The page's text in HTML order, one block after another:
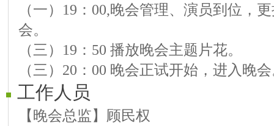
3、亮歌《故乡有话告诉你》
4、亮歌《桃花依旧笑春风》
5、王子《红豆词》
6、王子《月光泪》
第三篇章 无界的歌咏
1、王子《小路》
（一）19：00,晚会管理、演员到位，
会。
（三）19：50 播放晚会主题片花。
（三）20：00 晚会正试开始，进入晚
工作人员
【晚会总监】顾民权